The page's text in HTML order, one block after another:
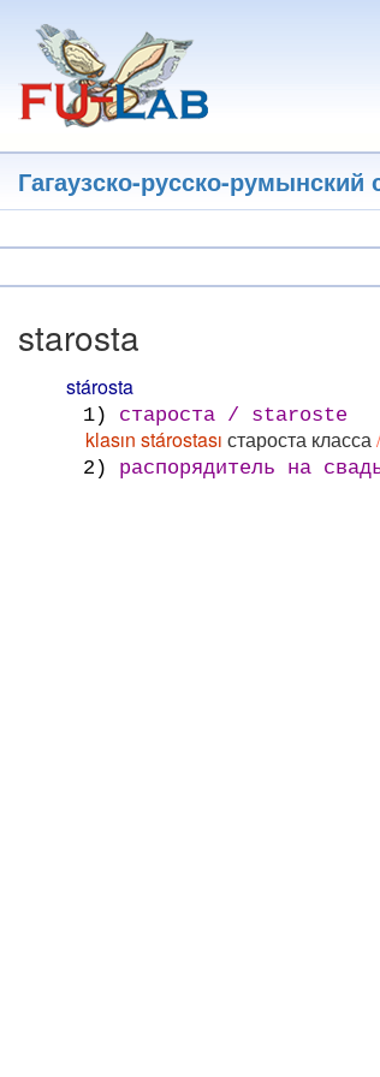
основному
содержанию
Гагаузско-русско-румынский
starosta
stárosta
1) староста / staroste
klasın stárostası староста класса/
2) распорядитель на